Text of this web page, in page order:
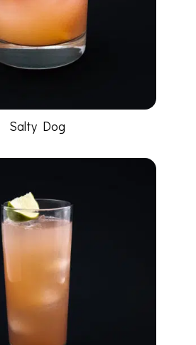
Salty Dog